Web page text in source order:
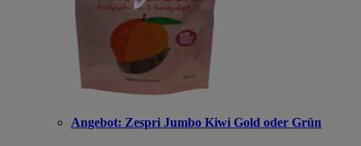
Angebot: Zespri Jumbo Kiwi Gold oder Grün